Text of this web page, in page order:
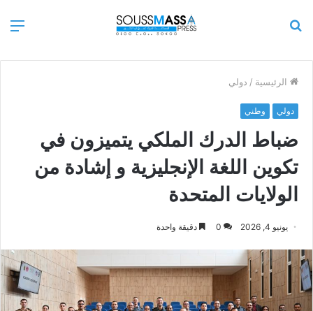
الرئيسية / دولي
دولي وطني
ضباط الدرك الملكي يتميزون في
تكوين اللغة الإنجليزية و إشادة من
الولايات المتحدة
يونيو 4, 2026 0 دقيقة واحدة